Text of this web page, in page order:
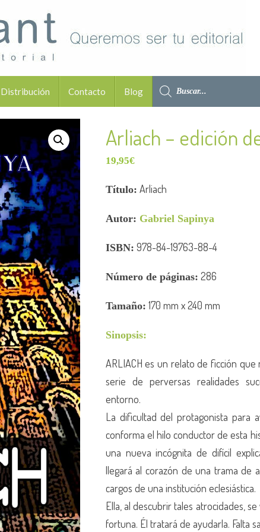
Distribución Contacto Blog
Arliach – edición
19,95€
Título: Arliach
Autor: Gabriel Sapinya
ISBN: 978-84-19763-88-4
Número de páginas: 286
Tamaño: 170 mm x 240 mm
Sinopsis:
ARLIACH es un relato de ficción
serie de perversas realidades
entorno.
La dificultad del protagonista para
conforma el hilo conductor de esta
una nueva incógnita de difícil
llegará al corazón de una trama de
cargos de una institución eclesiástica.
Ella, al descubrir tales atrocidades,
fortuna. Él tratará de ayudarla. Falta